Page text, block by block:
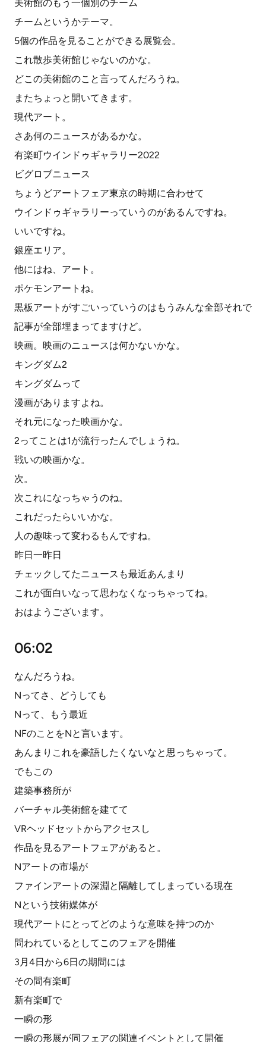
美術館のもう一個別のチーム
チームというかテーマ。
5個の作品を見ることができる展覧会。
これ散歩美術館じゃないのかな。
どこの美術館のこと言ってんだろうね。
またちょっと開いてきます。
現代アート。
さあ何のニュースがあるかな。
有楽町ウインドゥギャラリー2022
ビグロブニュース
ちょうどアートフェア東京の時期に合わせて
ウインドゥギャラリーっていうのがあるんですね。
いいですね。
銀座エリア。
他にはね、アート。
ポケモンアートね。
黒板アートがすごいっていうのはもうみんな全部それで
記事が全部埋まってますけど。
映画。映画のニュースは何かないかな。
キングダム2
キングダムって
漫画がありますよね。
それ元になった映画かな。
2ってことは1が流行ったんでしょうね。
戦いの映画かな。
次。
次これになっちゃうのね。
これだったらいいかな。
人の趣味って変わるもんですね。
昨日一昨日
チェックしてたニュースも最近あんまり
これが面白いなって思わなくなっちゃってね。
おはようございます。
06:02
なんだろうね。
Nってさ、どうしても
Nって、もう最近
NFのことをNと言います。
あんまりこれを豪語したくないなと思っちゃって。
でもこの
建築事務所が
バーチャル美術館を建てて
VRヘッドセットからアクセスし
作品を見るアートフェアがあると。
Nアートの市場が
ファインアートの深淵と隔離してしまっている現在
Nという技術媒体が
現代アートにとってどのような意味を持つのか
問われているとしてこのフェアを開催
3月4日から6日の期間には
その間有楽町
新有楽町で
一瞬の形
一瞬の形展が同フェアの関連イベントとして開催